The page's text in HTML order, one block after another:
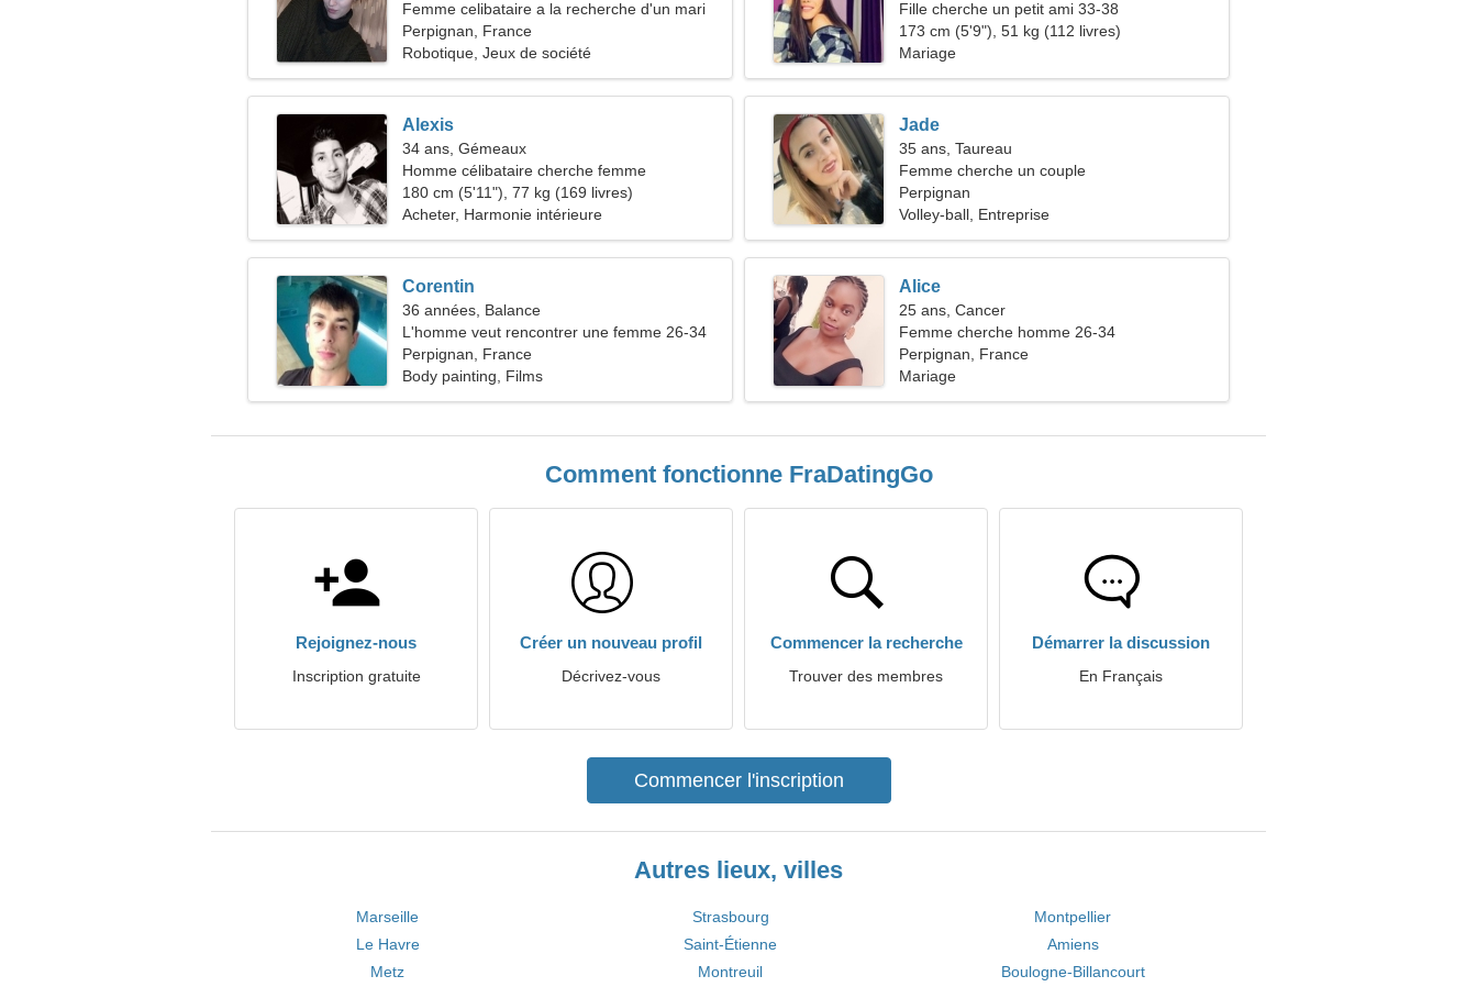
Femme celibataire a la recherche d'un mari
Perpignan, France
Robotique, Jeux de société
Fille cherche un petit ami 33-38
173 cm (5'9"), 51 kg (112 livres)
Mariage
Alexis
34 ans, Gémeaux
Homme célibataire cherche femme
180 cm (5'11"), 77 kg (169 livres)
Acheter, Harmonie intérieure
Jade
35 ans, Taureau
Femme cherche un couple
Perpignan
Volley-ball, Entreprise
Corentin
36 années, Balance
L'homme veut rencontrer une femme 26-34
Perpignan, France
Body painting, Films
Alice
25 ans, Cancer
Femme cherche homme 26-34
Perpignan, France
Mariage
Comment fonctionne FraDatingGo
Rejoignez-nous
Inscription gratuite
Créer un nouveau profil
Décrivez-vous
Commencer la recherche
Trouver des membres
Démarrer la discussion
En Français
Commencer l'inscription
Autres lieux, villes
Marseille Strasbourg
Montpellier
Le Havre
Saint-Étienne
Amiens
Metz
Montreuil Boulogne-Billancourt